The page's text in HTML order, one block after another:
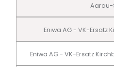
Aarau-
Eniwa AG - VK-Ersatz
Eniwa AG - VK-Ersatz